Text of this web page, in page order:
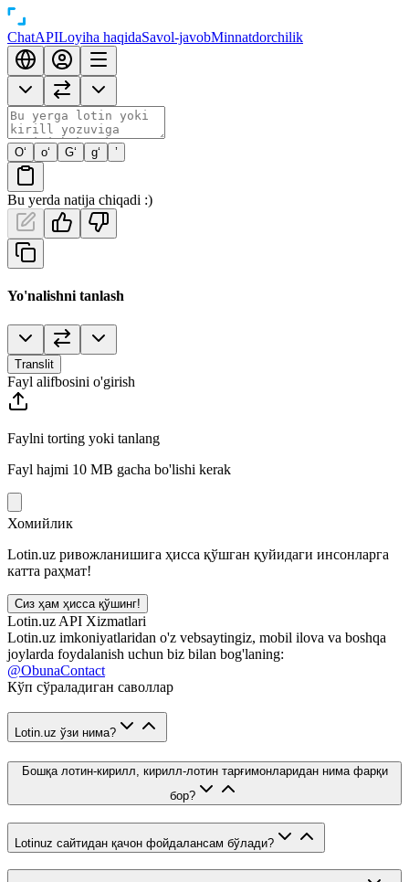
ChatAPILoyiha haqidaSavol-javobMinnatdorchilik
O‘ o‘ G‘ g‘ ’
Bu yerda natija chiqadi :)
Yo'nalishni tanlash
Translit
Fayl alifbosini o'girish
Faylni torting yoki tanlang
Fayl hajmi 10 MB gacha bo'lishi kerak
Хомийлик
Lotin.uz ривожланишига ҳисса қўшган қуйидаги инсонларга
катта раҳмат!
Сиз ҳам ҳисса қўшинг!
Lotin.uz API Xizmatlari
Lotin.uz imkoniyatlaridan o'z vebsaytingiz, mobil ilova va boshqa
joylarda foydalanish uchun biz bilan bog'laning:
@ObunaContact
Кўп сўраладиган саволлар
Lotin.uz ўзи нима?
Бошқа лотин-кирилл, кирилл-лотин тарғимонларидан нима фарқи
бор?
Lotinuz сайтидан қачон фойдалансам бўлади?